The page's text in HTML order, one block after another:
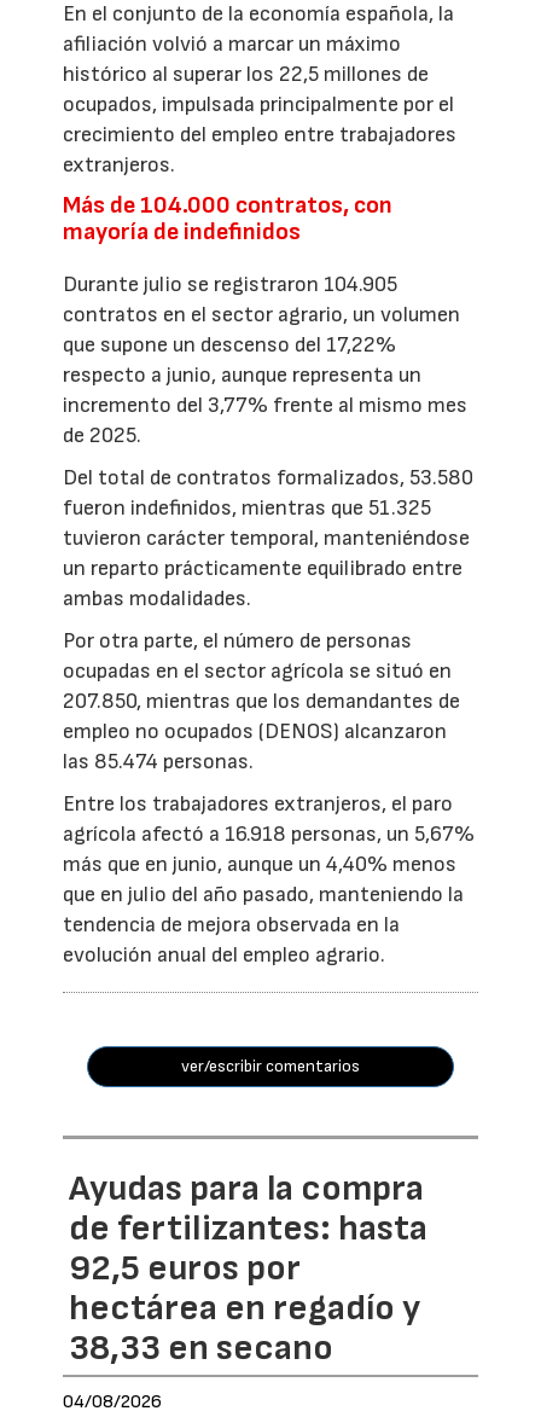
En el conjunto de la economía española, la
afiliación volvió a marcar un máximo
histórico al superar los 22,5 millones de
ocupados, impulsada principalmente por el
crecimiento del empleo entre trabajadores
extranjeros.
Más de 104.000 contratos, con
mayoría de indefinidos
Durante julio se registraron 104.905
contratos en el sector agrario, un volumen
que supone un descenso del 17,22%
respecto a junio, aunque representa un
incremento del 3,77% frente al mismo mes
de 2025.
Del total de contratos formalizados, 53.580
fueron indefinidos, mientras que 51.325
tuvieron carácter temporal, manteniéndose
un reparto prácticamente equilibrado entre
ambas modalidades.
Por otra parte, el número de personas
ocupadas en el sector agrícola se situó en
207.850, mientras que los demandantes de
empleo no ocupados (DENOS) alcanzaron
las 85.474 personas.
Entre los trabajadores extranjeros, el paro
agrícola afectó a 16.918 personas, un 5,67%
más que en junio, aunque un 4,40% menos
que en julio del año pasado, manteniendo la
tendencia de mejora observada en la
evolución anual del empleo agrario.
ver/escribir comentarios
Ayudas para la compra
de fertilizantes: hasta
92,5 euros por
hectárea en regadío y
38,33 en secano
04/08/2026